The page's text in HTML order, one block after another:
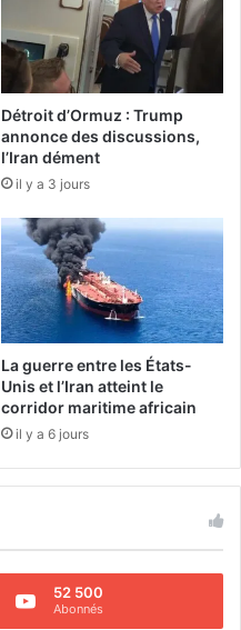
Détroit d’Ormuz : Trump
annonce des discussions,
l’Iran dément
il y a 3 jours
La guerre entre les États-
Unis et l’Iran atteint le
corridor maritime africain
il y a 6 jours
52 500
Abonnés